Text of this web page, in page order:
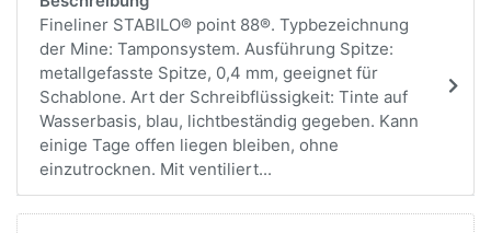
Fineliner STABILO® point 88®. Typbezeichnung
der Mine: Tamponsystem. Ausführung Spitze:
metallgefasste Spitze, 0,4 mm, geeignet für
Schablone. Art der Schreibflüssigkeit: Tinte auf
Wasserbasis, blau, lichtbeständig gegeben. Kann
einige Tage offen liegen bleiben, ohne
einzutrocknen. Mit ventiliert...